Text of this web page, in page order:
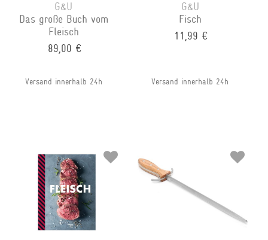
G&U
Das große Buch vom
Fleisch
89,00 €
Versand innerhalb 24h
G&U
Fisch
11,99 €
Versand innerhalb 24h